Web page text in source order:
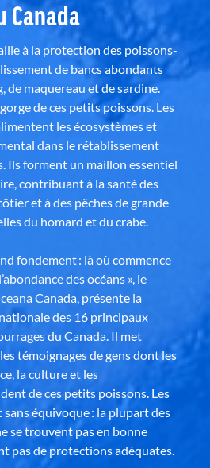
Canada
à la protection des poissons-
de bancs abondants
de maquereau et de sardine.
de ces petits poissons. Les
les écosystèmes et
dans le rétablissement
Ils forment un maillon essentiel
contribuant à la santé des
et à des pêches de grande
du homard et du crabe.
fondement : là où commence
des océans », le
Canada, présente la
des 16 principaux
du Canada. Il met
témoignages de gens dont les
la culture et les
de ces petits poissons. Les
sans équivoque : la plupart des
se trouvent pas en bonne
pas de protections adéquates.